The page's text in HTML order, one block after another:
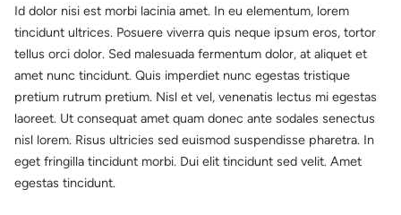
Id dolor nisi est morbi lacinia amet. In eu elementum, lorem
tincidunt ultrices. Posuere viverra quis neque ipsum eros, tortor
tellus orci dolor. Sed malesuada fermentum dolor, at aliquet et
amet nunc tincidunt. Quis imperdiet nunc egestas tristique
pretium rutrum pretium. Nisl et vel, venenatis lectus mi egestas
laoreet. Ut consequat amet quam donec ante sodales senectus
nisl lorem. Risus ultricies sed euismod suspendisse pharetra. In
eget fringilla tincidunt morbi. Dui elit tincidunt sed velit. Amet
egestas tincidunt.